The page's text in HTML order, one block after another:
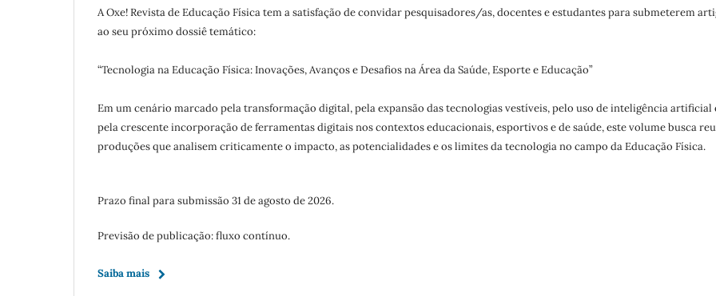
A Oxe! Revista de Educação Física tem a satisfação de convidar pesquisadores/as, docentes e estudantes para submeterem
ao seu próximo dossiê temático:
“Tecnologia na Educação Física: Inovações, Avanços e Desafios na Área da Saúde, Esporte e Educação”
Em um cenário marcado pela transformação digital, pela expansão das tecnologias vestíveis, pelo uso de inteligência artificial
pela crescente incorporação de ferramentas digitais nos contextos educacionais, esportivos e de saúde, este volume busca
produções que analisem criticamente o impacto, as potencialidades e os limites da tecnologia no campo da Educação Física.
Prazo final para submissão 31 de agosto de 2026.
Previsão de publicação: fluxo contínuo.
Saiba mais